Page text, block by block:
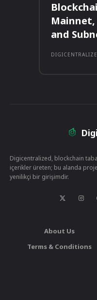
and
Digi
Digicentralized, blockchain
içerikler üreten; bu alanda
yenilikçi bir girişimdir.
About Us
Terms & Conditions